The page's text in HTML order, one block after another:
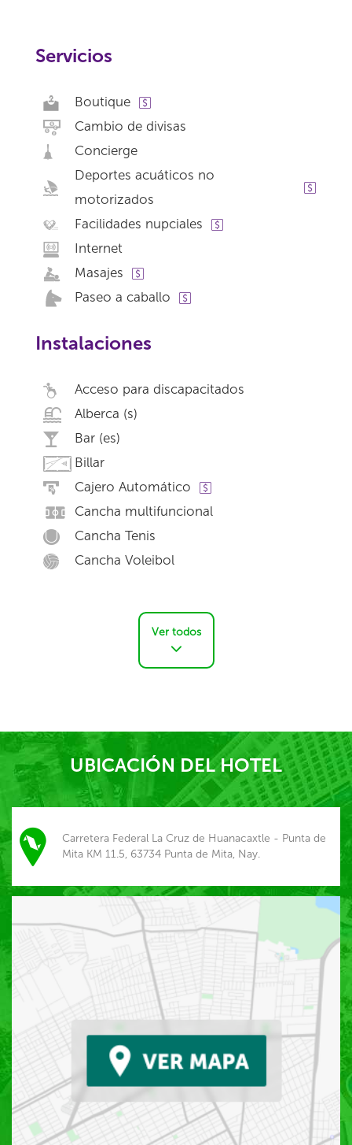
Servicios
Boutique
Cambio de divisas
Concierge
Deportes acuáticos no
motorizados
Facilidades nupciales
Internet
Masajes
Paseo a caballo
Instalaciones
Acceso para discapacitados
Alberca (s)
Bar (es)
Billar
Cajero Automático
Cancha multifuncional
Cancha Tenis
Cancha Voleibol
Ver todos
UBICACIÓN DEL HOTEL
Carretera Federal La Cruz de Huanacaxtle - Punta de
Mita KM 11.5, 63734 Punta de Mita, Nay.